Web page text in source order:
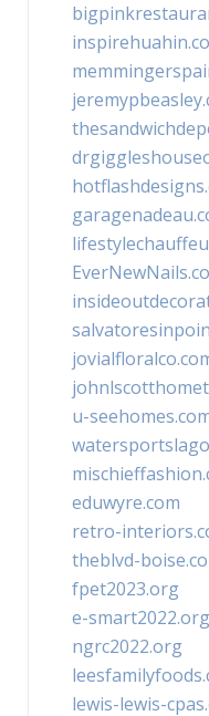
u-
eduwyre.com
retro-
theblvd-
fpet2023.org
e-smart2022.org
ngrc2022.org
lewis-lewis-